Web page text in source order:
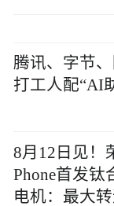
腾讯、字节
打工人配“AI
8月12日见！
Phone首发钛
电机：最大